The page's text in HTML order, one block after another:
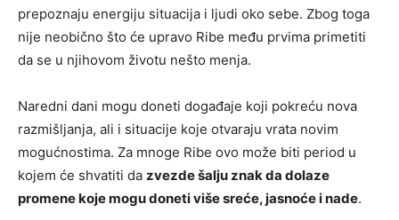
prepoznaju energiju situacija i ljudi oko sebe. Zbog toga
nije neobično što će upravo Ribe među prvima primetiti
da se u njihovom životu nešto menja.
Naredni dani mogu doneti događaje koji pokreću nova
razmišljanja, ali i situacije koje otvaraju vrata novim
mogućnostima. Za mnoge Ribe ovo može biti period u
kojem će shvatiti da zvezde šalju znak da dolaze
promene koje mogu doneti više sreće, jasnoće i nade.